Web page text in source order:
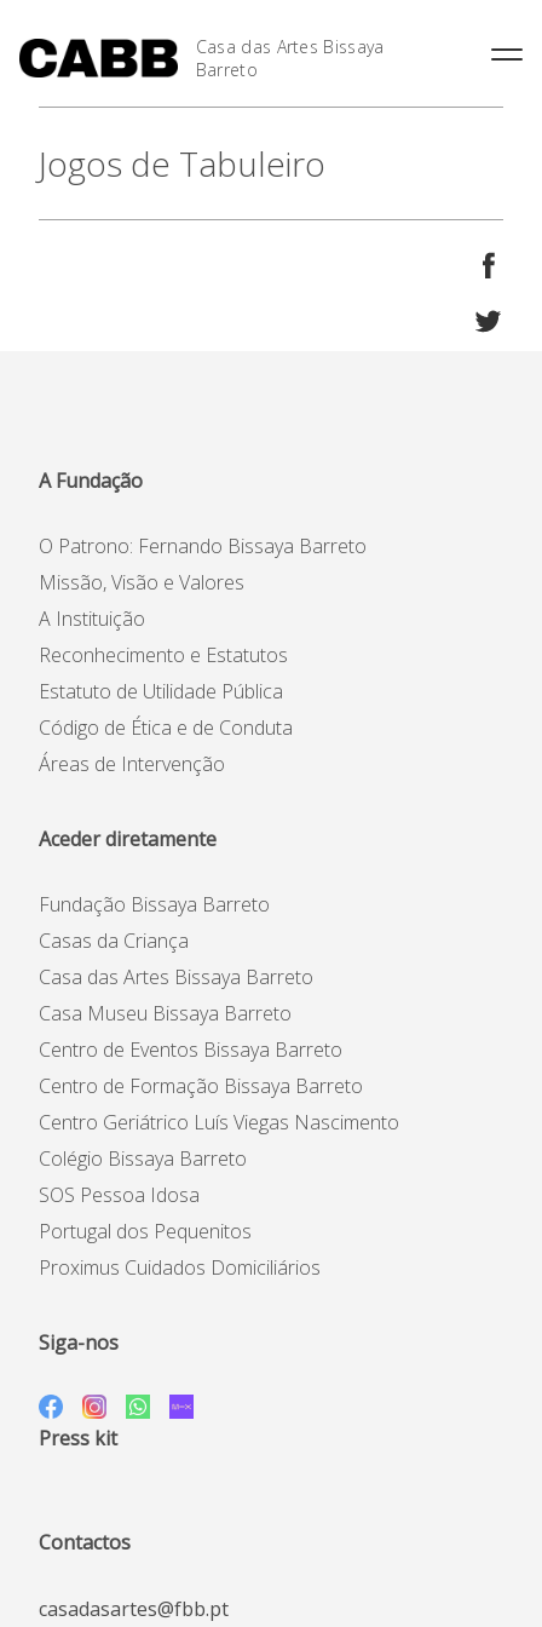
Casa das Artes Bissaya
Barreto
A Casa das Artes em 2025
Residências Artísticas
Jogos de Tabuleiro
A Fundação
O Patrono: Fernando Bissaya Barreto
Missão, Visão e Valores
A Instituição
Reconhecimento e Estatutos
Estatuto de Utilidade Pública
Código de Ética e de Conduta
Áreas de Intervenção
Aceder diretamente
Fundação Bissaya Barreto
Casas da Criança
Casa das Artes Bissaya Barreto
Casa Museu Bissaya Barreto
Centro de Eventos Bissaya Barreto
Centro de Formação Bissaya Barreto
Centro Geriátrico Luís Viegas Nascimento
Colégio Bissaya Barreto
SOS Pessoa Idosa
Portugal dos Pequenitos
Proximus Cuidados Domiciliários
Siga-nos
Press kit
Contactos
casadasartes@fbb.pt